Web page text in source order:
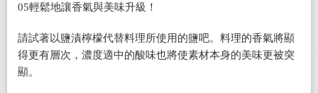
05輕鬆地讓香氣與美味升級！
請試著以鹽漬檸檬代替料理所使用的鹽吧。料理的香氣將顯
得更有層次，濃度適中的酸味也將使素材本身的美味更被突
顯。